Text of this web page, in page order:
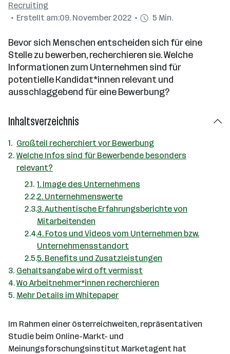
Inhaltsverzeichnis
Großteil recherchiert vor Bewerbung
Welche Infos sind für Bewerbende besonders
relevant?
1. Image des Unternehmens
2. Unternehmenswerte
3. Authentische Erfahrungsberichte von
Mitarbeitenden
4. Fotos und Videos vom Unternehmen bzw.
Unternehmensstandort
5. Benefits und Zusatzleistungen
Gehaltsangabe wird oft vermisst
Wo Arbeitnehmer*innen recherchieren
Mehr Details im Whitepaper
Recruiting
Erstellt am:09. November 2022 5 Min.
Bevor sich Menschen entscheiden sich für eine
Stelle zu bewerben, recherchieren sie. Welche
Informationen zum Unternehmen sind für
potentielle Kandidat*innen relevant und
ausschlaggebend für eine Bewerbung?
Im Rahmen einer österreichweiten, repräsentativen
Studie beim Online-Markt- und
Meinungsforschungsinstitut Marketagent hat